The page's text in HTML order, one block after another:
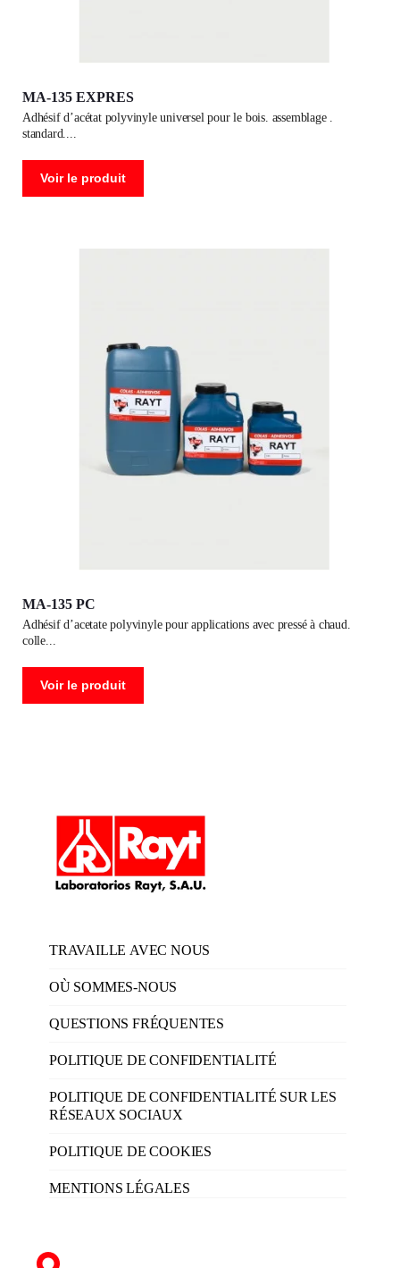
MA-135 EXPRES
adhésif d’acétat polyvinyle universel pour le bois. assemblage .
standard.
Voir le produit
MA-135 PC
adhésif d’acetate polyvinyle pour applications avec pressé à chaud.
colle
Voir le produit
TRAVAILLE AVEC NOUS
OÙ SOMMES-NOUS
QUESTIONS FRÉQUENTES
POLITIQUE DE CONFIDENTIALITÉ
POLITIQUE DE CONFIDENTIALITÉ SUR LES
RÉSEAUX SOCIAUX
POLITIQUE DE COOKIES
MENTIONS LÉGALES